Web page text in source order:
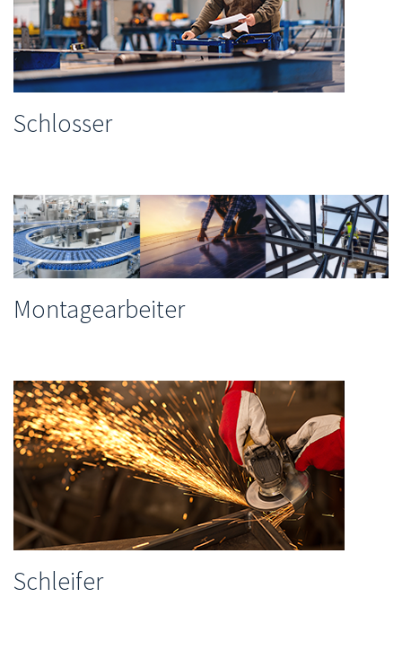
Schlosser
Montagearbeiter
Schleifer